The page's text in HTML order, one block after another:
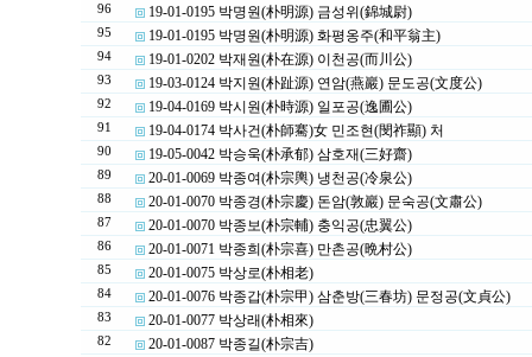
96 19-01-0195 박명원(朴明源) 금성위(錦城尉)
95 19-01-0195 박명원(朴明源) 화평옹주(和平翁主)
94 19-01-0202 박재원(朴在源) 이천공(而川公)
93 19-03-0124 박지원(朴趾源) 연암(燕巖) 문도공(文度公)
92 19-04-0169 박시원(朴時源) 일포공(逸圃公)
91 19-04-0174 박사건(朴師騫)女 민조현(閔祚顯) 처
90 19-05-0042 박승욱(朴承郁) 삼호재(三好齋)
89 20-01-0069 박종여(朴宗輿) 냉천공(冷泉公)
88 20-01-0070 박종경(朴宗慶) 돈암(敦巖) 문숙공(文肅公)
87 20-01-0070 박종보(朴宗輔) 충익공(忠翼公)
86 20-01-0071 박종희(朴宗喜) 만촌공(晩村公)
85 20-01-0075 박상로(朴相老)
84 20-01-0076 박종갑(朴宗甲) 삼춘방(三春坊) 문정공(文貞公)
83 20-01-0077 박상래(朴相來)
82 20-01-0087 박종길(朴宗吉)